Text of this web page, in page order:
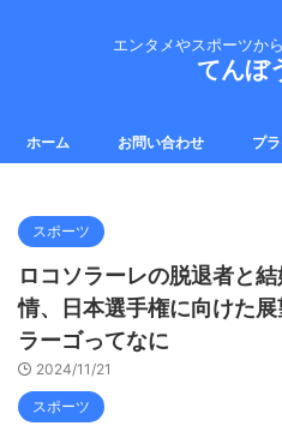
エンタメやスポーツか
てんぼ
ホーム お問い合わせ プ
スポーツ
ロコソラーレの脱退者と
情、日本選手権に向けた
ラーゴってなに
2024/11/21
スポーツ